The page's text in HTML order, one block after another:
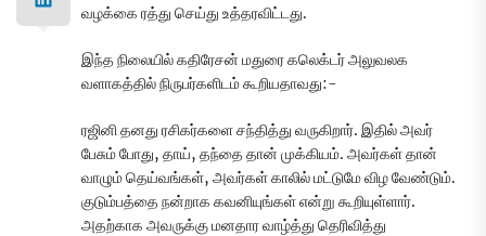
வழக்கை ரத்து செய்து உத்தரவிட்டது.
இந்த நிலையில் கதிரேசன் மதுரை கலெக்டர் அலுவலக
வளாகத்தில் நிருபர்களிடம் கூறியதாவது:-
ரஜினி தனது ரசிகர்களை சந்தித்து வருகிறார். இதில் அவர்
பேசும் போது, தாய், தந்தை தான் முக்கியம். அவர்கள் தான்
வாழும் தெய்வங்கள், அவர்கள் காலில் மட்டுமே விழ வேண்டும்.
குடும்பத்தை நன்றாக கவனியுங்கள் என்று கூறியுள்ளார்.
அதற்காக அவருக்கு மனதார வாழ்த்து தெரிவித்து